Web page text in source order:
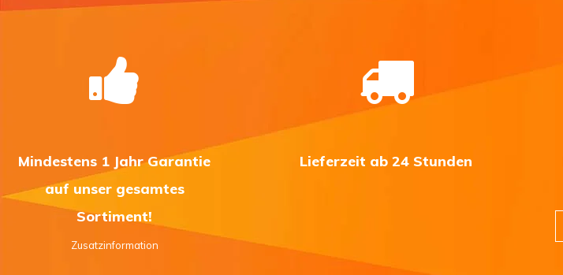
Mindestens 1 Jahr Garantie
auf unser gesamtes
Sortiment!
Zusatzinformation
Lieferzeit ab 24 Stunden